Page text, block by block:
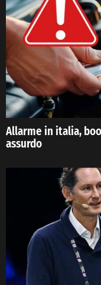
Allarme in italia,
assurdo